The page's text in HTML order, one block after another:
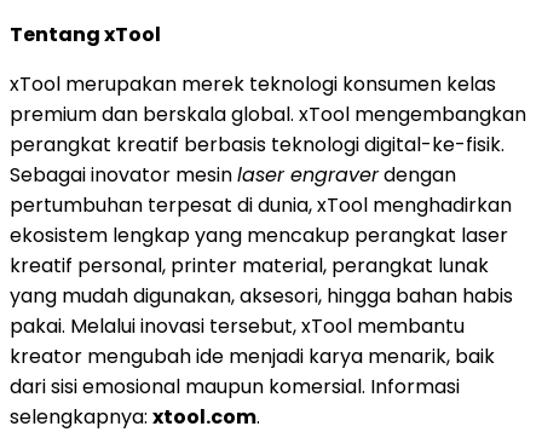
Tentang xTool
xTool merupakan merek teknologi konsumen kelas
premium dan berskala global. xTool mengembangkan
perangkat kreatif berbasis teknologi digital-ke-fisik.
Sebagai inovator mesinlaser engraverdengan
pertumbuhan terpesat di dunia, xTool menghadirkan
ekosistem lengkap yang mencakup perangkat laser
kreatif personal, printer material, perangkat lunak
yang mudah digunakan, aksesori, hingga bahan habis
pakai. Melalui inovasi tersebut, xTool membantu
kreator mengubah ide menjadi karya menarik, baik
dari sisi emosional maupun komersial. Informasi
selengkapnya: xtool.com.